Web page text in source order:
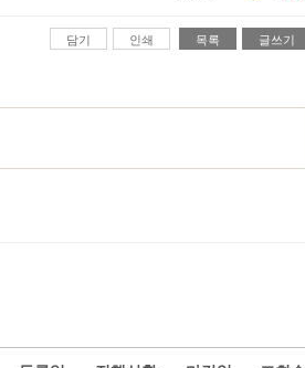
담기 인쇄 목록 글쓰기